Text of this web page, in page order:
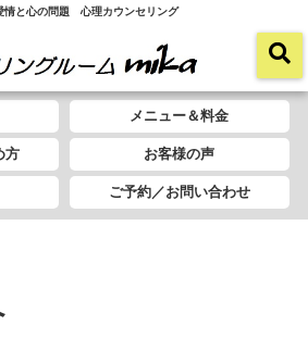
と心の問題 心理カウンセリング
メニュー＆料金
方 お客様の声
ご予約／お問い合わせ